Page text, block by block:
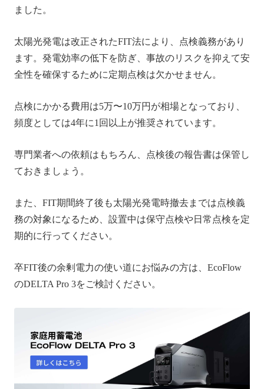
ました。
太陽光発電は改正されたFIT法により、点検義務があり
ます。発電効率の低下を防ぎ、事故のリスクを抑えて安
全性を確保するために定期点検は欠かせません。
点検にかかる費用は5万〜10万円が相場となっており、
頻度としては4年に1回以上が推奨されています。
専門業者への依頼はもちろん、点検後の報告書は保管し
ておきましょう。
また、FIT期間終了後も太陽光発電時撤去までは点検義
務の対象になるため、設置中は保守点検や日常点検を定
期的に行ってください。
卒FIT後の余剰電力の使い道にお悩みの方は、EcoFlow
のDELTA Pro 3をご検討ください。